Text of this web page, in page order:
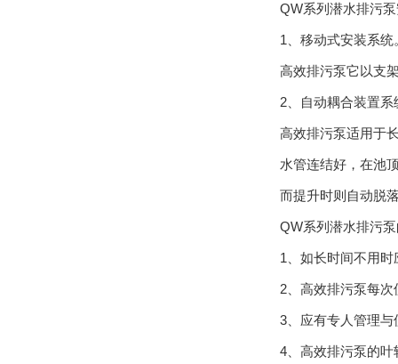
QW系列潜水排污
1、移动式安装系统
高效排污泵它以支
2、自动耦合装置系
高效排污泵适用于
水管连结好，在池
而提升时则自动脱
QW系列潜水排污
1、如长时间不用
2、高效排污泵每
3、应有专人管理
4、高效排污泵的